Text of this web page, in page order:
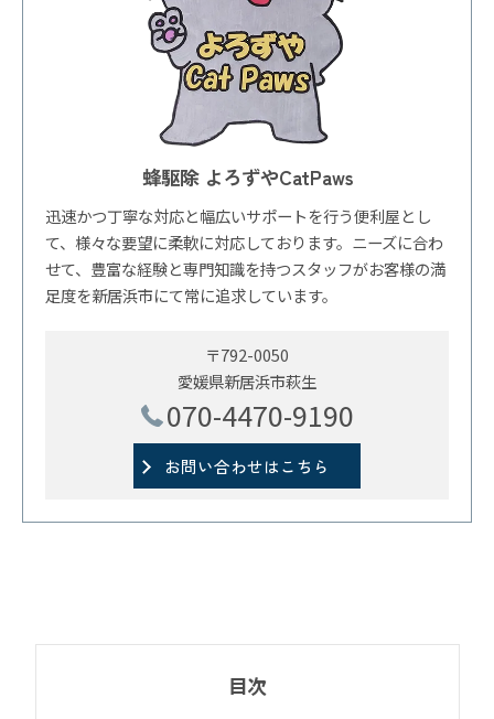
蜂駆除 よろずやCatPaws
迅速かつ丁寧な対応と幅広いサポートを行う便利屋とし
て、様々な要望に柔軟に対応しております。ニーズに合わ
せて、豊富な経験と専門知識を持つスタッフがお客様の満
足度を新居浜市にて常に追求しています。
〒792-0050
愛媛県新居浜市萩生
070-4470-9190
お問い合わせはこちら
目次